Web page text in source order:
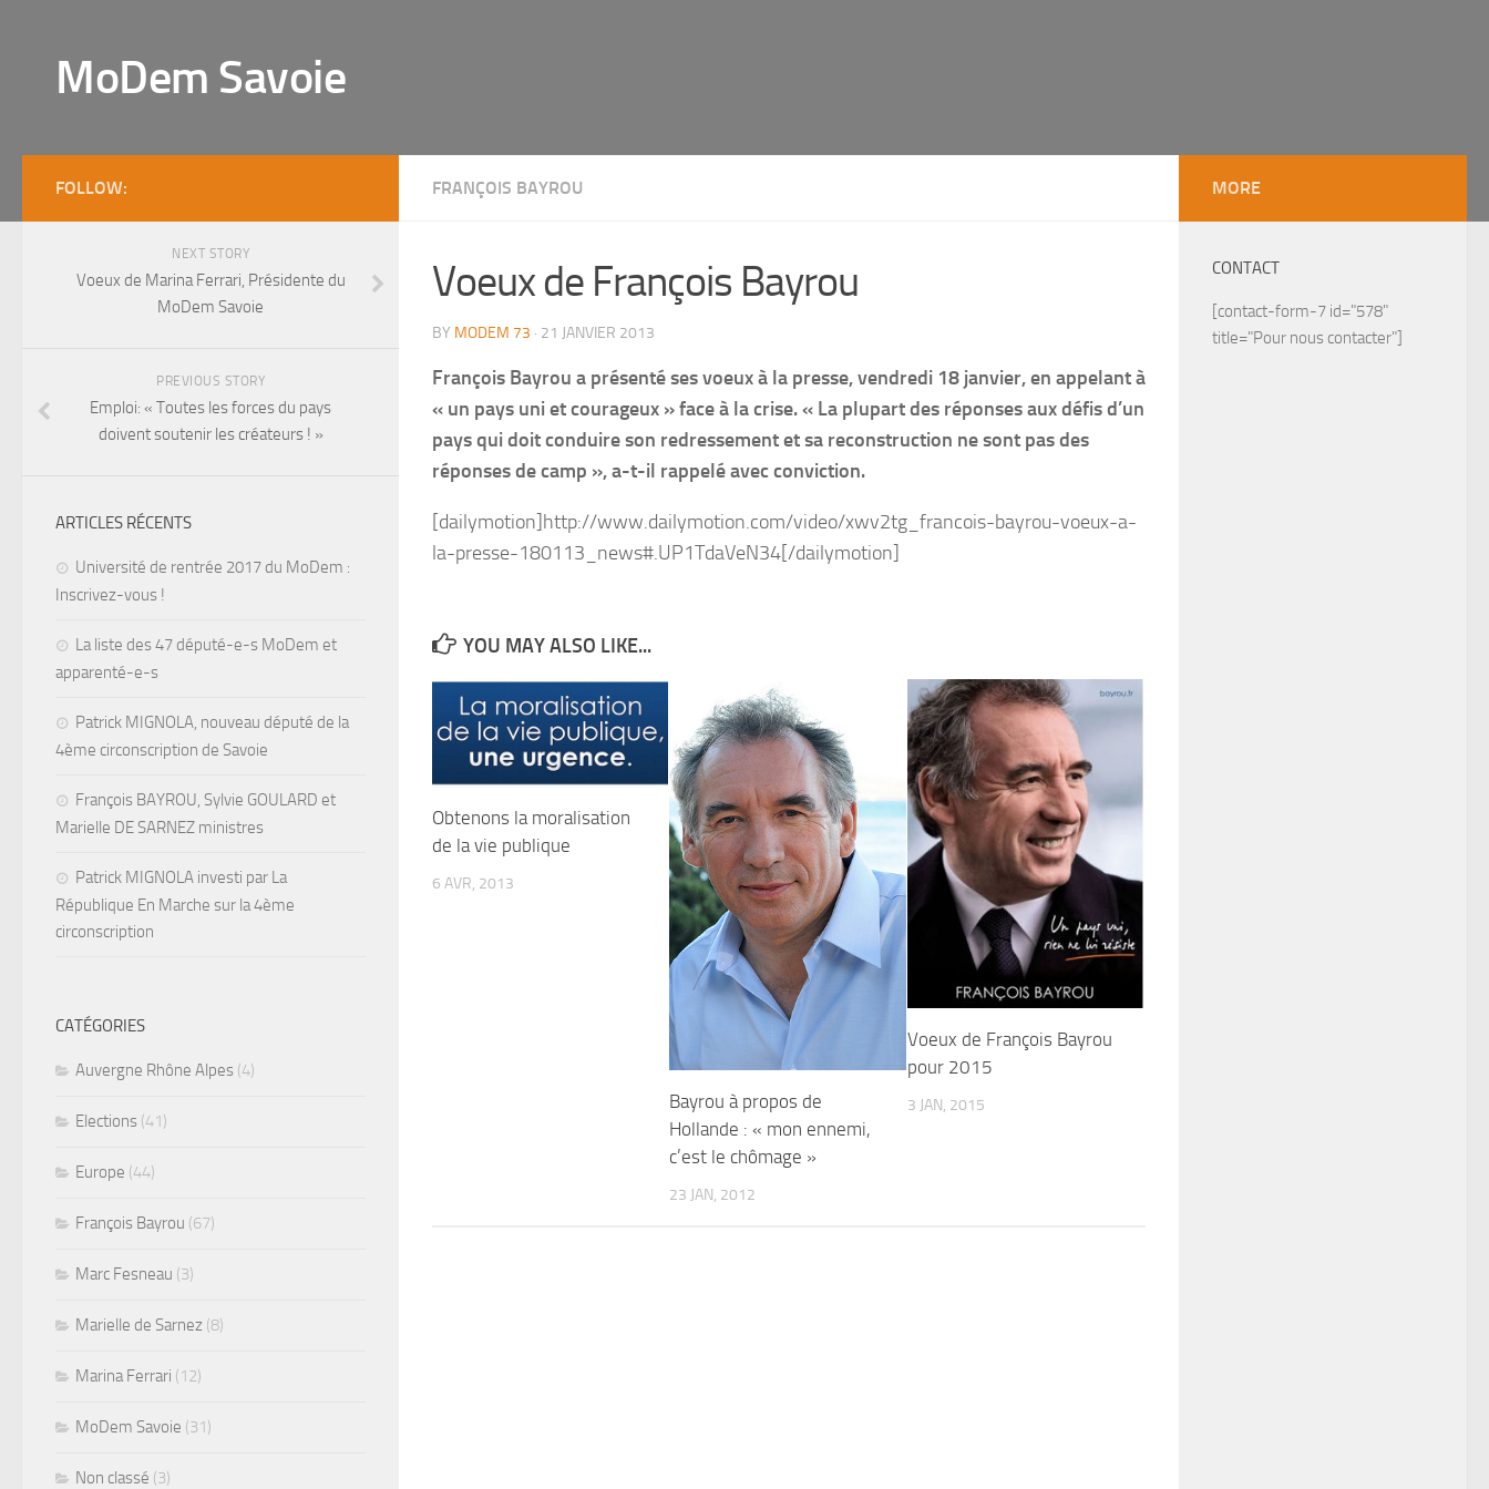
MoDem Savoie
FRANÇOIS BAYROU
Voeux de François Bayrou
BY MODEM 73 · 21 JANVIER 2013
François Bayrou a présenté ses voeux à la presse, vendredi 18 janvier, en appelant à
« un pays uni et courageux » face à la crise. « La plupart des réponses aux défis d’un
pays qui doit conduire son redressement et sa reconstruction ne sont pas des
réponses de camp », a-t-il rappelé avec conviction.
[dailymotion]http://www.dailymotion.com/video/xwv2tg_francois-bayrou-voeux-a-
la-presse-180113_news#.UP1TdaVeN34[/dailymotion]
YOU MAY ALSO LIKE...
Obtenons la moralisation
de la vie publique
6 AVR, 2013
Bayrou à propos de
Hollande : « mon ennemi,
c’est le chômage »
23 JAN, 2012
Voeux de François Bayrou
pour 2015
3 JAN, 2015
FOLLOW:
NEXT STORY
Voeux de Marina Ferrari, Présidente du
MoDem Savoie
PREVIOUS STORY
Emploi: « Toutes les forces du pays
doivent soutenir les créateurs ! »
ARTICLES RÉCENTS
Université de rentrée 2017 du MoDem :
Inscrivez-vous !
La liste des 47 député-e-s MoDem et
apparenté-e-s
Patrick MIGNOLA, nouveau député de la
4ème circonscription de Savoie
François BAYROU, Sylvie GOULARD et
Marielle DE SARNEZ ministres
Patrick MIGNOLA investi par La
République En Marche sur la 4ème
circonscription
CATÉGORIES
Auvergne Rhône Alpes (4)
Elections (41)
Europe (44)
François Bayrou (67)
Marc Fesneau (3)
Marielle de Sarnez (8)
Marina Ferrari (12)
MoDem Savoie (31)
Non classé (3)
MORE
CONTACT
[contact-form-7 id="578"
title="Pour nous contacter"]